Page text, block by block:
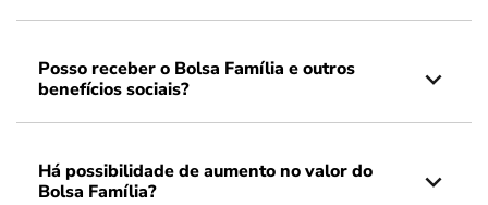
Posso receber o Bolsa Família e outros
benefícios sociais?
Há possibilidade de aumento no valor do
Bolsa Família?